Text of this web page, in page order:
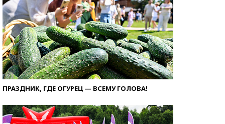
ПРАЗДНИК, ГДЕ ОГУРЕЦ — ВСЕМУ ГОЛОВА!